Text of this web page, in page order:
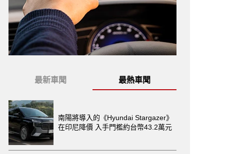
最新車聞 最熱車聞
南陽將導入的《Hyundai Stargazer》
在印尼降價 入手門檻約台幣43.2萬元